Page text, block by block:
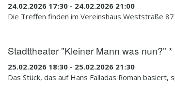
24.02.2026 17:30 - 24.02.2026 21:00
Die Treffen finden im Vereinshaus Weststraße
Stadttheater "Kleiner Mann was nun?" *
25.02.2026 18:30 - 25.02.2026 21:30
Das Stück, das auf Hans Falladas Roman